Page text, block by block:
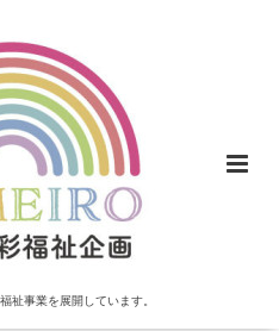
祉事業を展開しています。